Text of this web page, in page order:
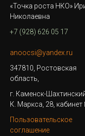
«Точка роста НКО»
Николаевна
+7 (928) 626 05 17
anoocsi@yandex.ru
347810, Ростовская
область,
г. Каменск-
К. Маркса, 28, кабинет
Пользовательское
соглашение